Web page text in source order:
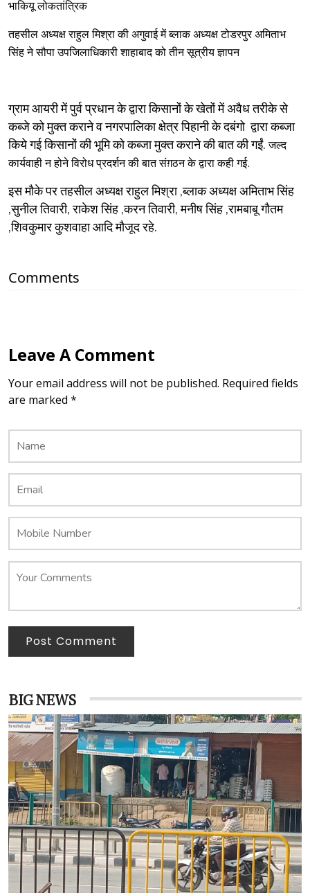
भाकियू लोकतांत्रिक
तहसील अध्यक्ष राहुल मिश्रा की अगुवाई में ब्लाक अध्यक्ष टोडरपुर अमिताभ
सिंह ने सौपा उपजिलाधिकारी शाहाबाद को तीन सूत्रीय ज्ञापन
ग्राम आयरी में पुर्व प्रधान के द्वारा किसानों के खेतों में अवैध तरीके से
कब्जे को मुक्त कराने व नगरपालिका क्षेत्र पिहानी के दबंगो द्वारा कब्जा
किये गई किसानों की भूमि को कब्जा मुक्त कराने की बात की गईं.जल्द
कार्यवाही न होने विरोध प्रदर्शन की बात संग़ठन के द्वारा कही गई.
इस मौके पर तहसील अध्यक्ष राहुल मिश्रा ,ब्लाक अध्यक्ष अमिताभ सिंह
,सुनील तिवारी, राकेश सिंह ,करन तिवारी, मनीष सिंह ,रामबाबू गौतम
,शिवकुमार कुशवाहा आदि मौजूद रहे.
Comments
Leave A Comment
Your email address will not be published. Required fields
are marked *
Post Comment
BIG NEWS